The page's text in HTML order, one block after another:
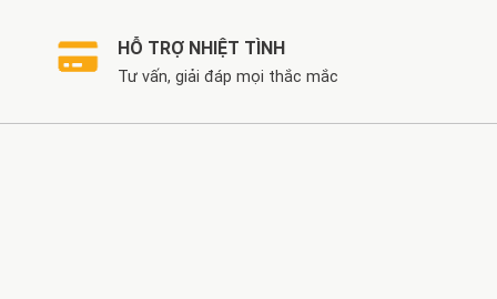
HỖ TRỢ NHIỆT TÌNH
Tư vấn, giải đáp mọi thắc mắc